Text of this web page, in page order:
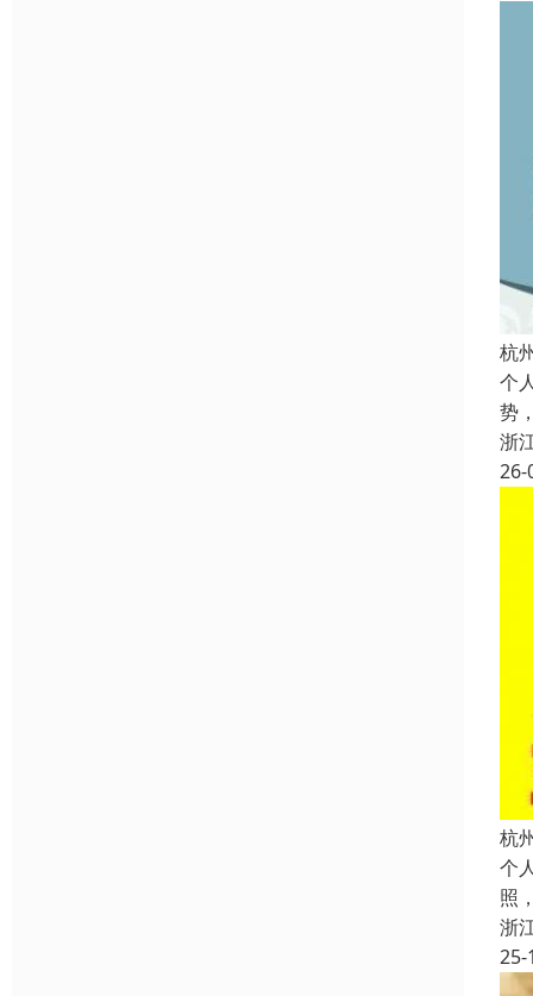
杭
个
势
浙
26-
杭
个
照
浙
25-